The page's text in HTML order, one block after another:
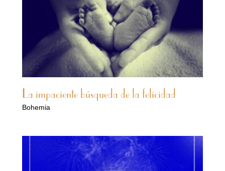
La impaciente búsqueda de la felicidad
Bohemia